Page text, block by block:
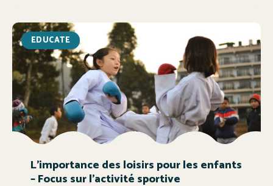
EDUCATE
L’importance des loisirs pour les enfants
– Focus sur l’activité sportive